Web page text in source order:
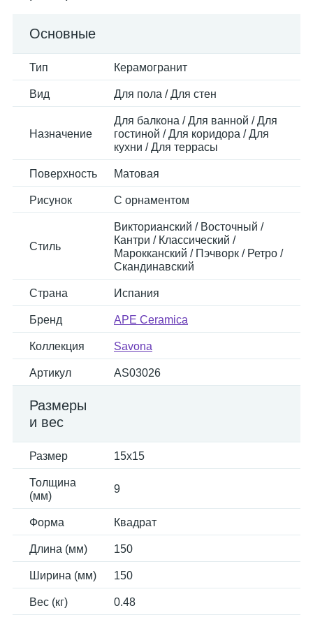
Основные
Тип Керамогранит
Вид Для пола / Для стен
Назначение
Для балкона / Для ванной / Для
гостиной / Для коридора / Для
кухни / Для террасы
Поверхность Матовая
Рисунок С орнаментом
Стиль
Викторианский / Восточный /
Кантри / Классический /
Марокканский / Пэчворк / Ретро /
Скандинавский
Страна Испания
Бренд APE Ceramica
Коллекция Savona
Артикул AS03026
Размеры
и вес
Размер 15x15
Толщина
(мм)
9
Форма Квадрат
Длина (мм) 150
Ширина (мм) 150
Вес (кг) 0.48